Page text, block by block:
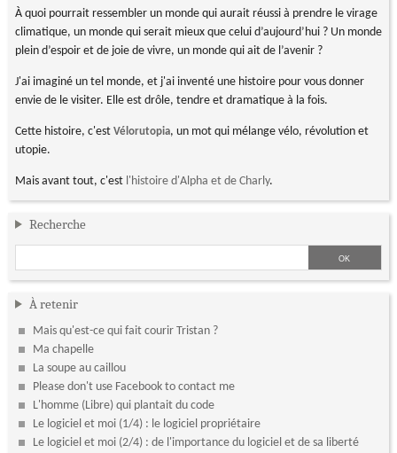
À quoi pourrait ressembler un monde qui aurait réussi à prendre le virage
climatique, un monde qui serait mieux que celui d’aujourd’hui ? Un monde
plein d’espoir et de joie de vivre, un monde qui ait de l’avenir ?
J'ai imaginé un tel monde, et j'ai inventé une histoire pour vous donner
envie de le visiter. Elle est drôle, tendre et dramatique à la fois.
Cette histoire, c'est Vélorutopia, un mot qui mélange vélo, révolution et
utopie.
Mais avant tout, c'est l'histoire d'Alpha et de Charly.
Recherche
À retenir
Mais qu'est-ce qui fait courir Tristan ?
Ma chapelle
La soupe au caillou
Please don't use Facebook to contact me
L'homme (Libre) qui plantait du code
Le logiciel et moi (1/4) : le logiciel propriétaire
Le logiciel et moi (2/4) : de l'importance du logiciel et de sa liberté